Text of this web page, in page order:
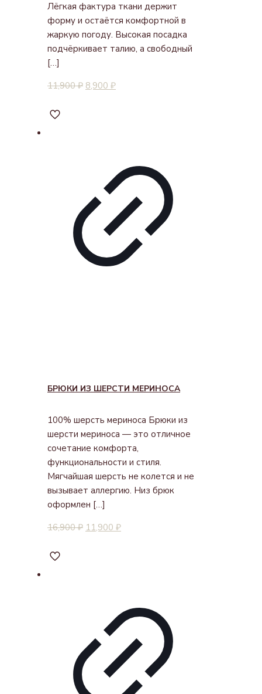
Лёгкая фактура ткани держит
форму и остаётся комфортной в
жаркую погоду. Высокая посадка
подчёркивает талию, а свободный
[…]
11,900₽ 8,900 ₽
БРЮКИ ИЗ ШЕРСТИ МЕРИНОСА
100% шерсть мериноса Брюки из
шерсти мериноса — это отличное
сочетание комфорта,
функциональности и стиля.
Мягчайшая шерсть не колется и не
вызывает аллергию. Низ брюк
оформлен […]
16,900₽ 11,900 ₽